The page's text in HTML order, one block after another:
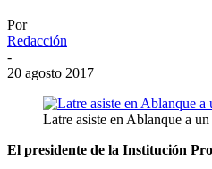
Por
Redacción
-
20 agosto 2017
Latre asiste en Ablanque a
El presidente de la Institución